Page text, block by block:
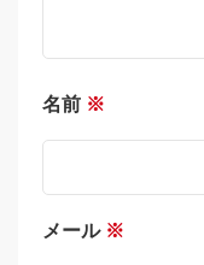
名前 ※
メール ※